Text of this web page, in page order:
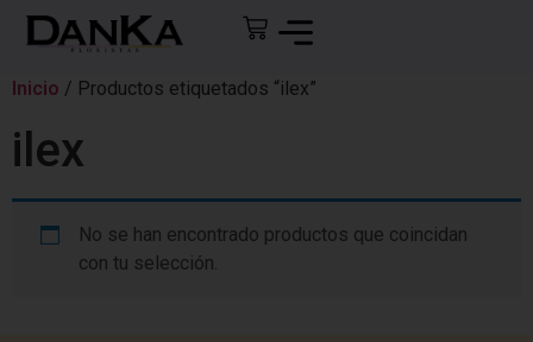
Inicio / Productos etiquetados “ilex”
ilex
No se han encontrado productos que coincidan
con tu selección.